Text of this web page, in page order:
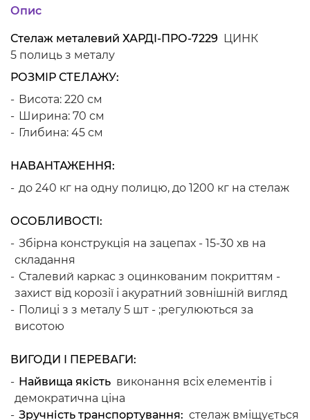
Опис
Стелаж металевий ХАРДІ-ПРО-7229 ЦИНК
5 полиць з металу
РОЗМІР СТЕЛАЖУ:
Висота: 220 см
Ширина: 70 см
Глибина: 45 см
НАВАНТАЖЕННЯ:
до 240 кг на одну полицю, до 1200 кг на стелаж
ОСОБЛИВОСТІ:
Збірна конструкція на зацепах - 15-30 хв на
складання
Сталевий каркас з оцинкованим покриттям -
захист від корозії і акуратний зовнішній вигляд
Полиці з з металу 5 шт - ;регулюються за
висотою
ВИГОДИ І ПЕРЕВАГИ:
Найвища якість виконання всіх елементів і
демократична ціна
Зручність транспортування: стелаж вміщується